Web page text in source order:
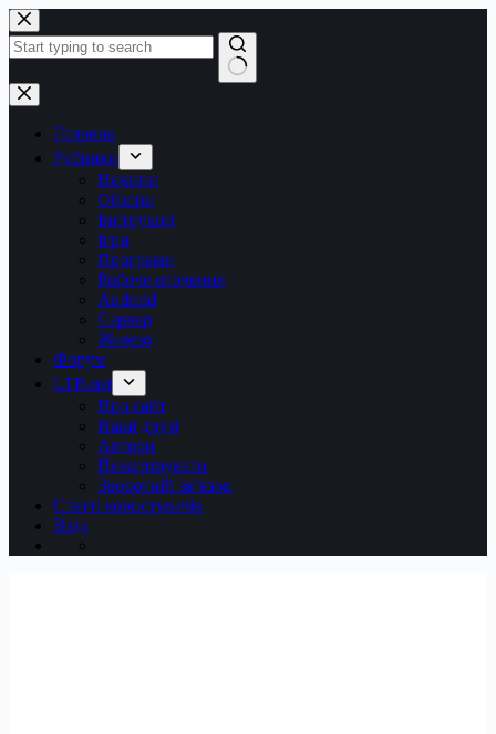
Перейти
до
вмісту
Немає
результатів
Головна
Рубрики
Новини
Обзори
Інструкції
Ігри
Програми
Робоче оточення
Android
Сервер
Железо
Форум
LTB.net
Про сайт
Наші друзі
Автори
Пожертвувати
Зворотній зв’язок
Статті користувачів
Вхід